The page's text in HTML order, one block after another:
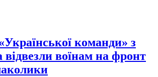
команди» з
воїнам на фронт